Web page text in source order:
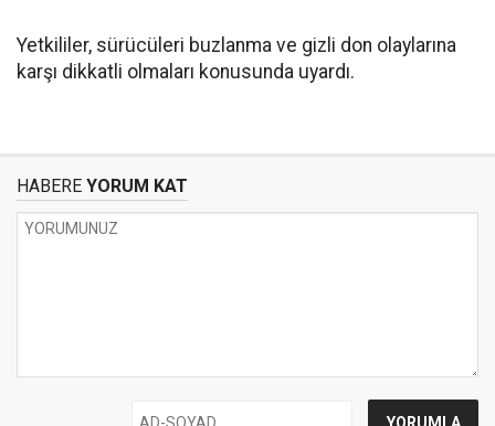
Yetkililer, sürücüleri buzlanma ve gizli don olaylarına
karşı dikkatli olmaları konusunda uyardı.
HABERE YORUM KAT